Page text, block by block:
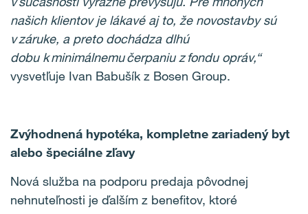
našich klientov je lákavé aj to, že novostavbysú
v záruke, a preto dochádza dlhú
dobu k minimálnemu čerpaniu z fondu opráv,“
vysvetľuje Ivan Babušík z Bosen Group.
Zvýhodnená hypotéka, kompletne zariadený byt
alebo špeciálne zľavy
Nová služba na podporu predaja pôvodnej
nehnuteľnosti je ďalším z benefitov, ktoré